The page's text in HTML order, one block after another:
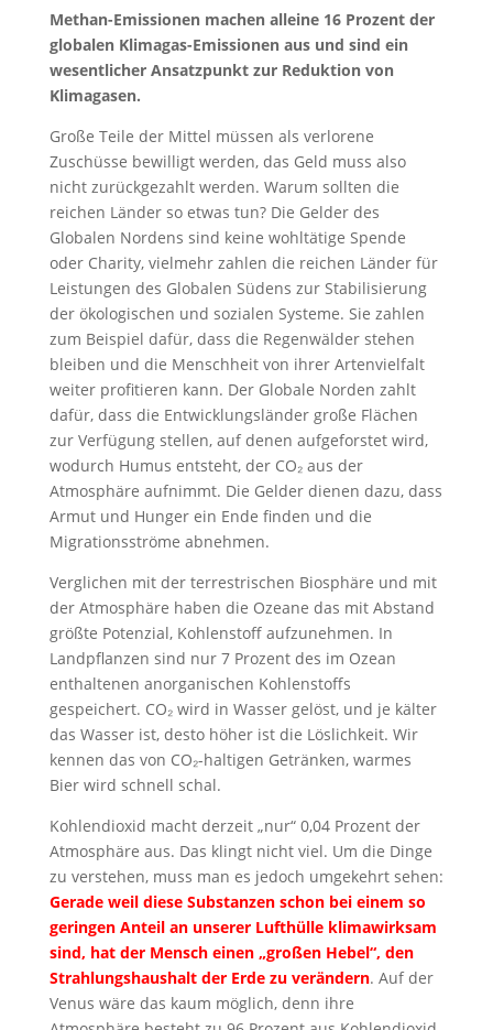
Methan-Emissionen machen alleine 16 Prozent der
globalen Klimagas-Emissionen aus und sind ein
wesentlicher Ansatzpunkt zur Reduktion von
Klimagasen.
Große Teile der Mittel müssen als verlorene
Zuschüsse bewilligt werden, das Geld muss also
nicht zurückgezahlt werden. Warum sollten die
reichen Länder so etwas tun? Die Gelder des
Globalen Nordens sind keine wohltätige Spende
oder Charity, vielmehr zahlen die reichen Länder für
Leistungen des Globalen Südens zur Stabilisierung
der ökologischen und sozialen Systeme. Sie zahlen
zum Beispiel dafür, dass die Regenwälder stehen
bleiben und die Menschheit von ihrer Artenvielfalt
weiter profitieren kann. Der Globale Norden zahlt
dafür, dass die Entwicklungsländer große Flächen
zur Verfügung stellen, auf denen aufgeforstet wird,
wodurch Humus entsteht, der CO₂ aus der
Atmosphäre aufnimmt. Die Gelder dienen dazu, dass
Armut und Hunger ein Ende finden und die
Migrationsströme abnehmen.
Verglichen mit der terrestrischen Biosphäre und mit
der Atmosphäre haben die Ozeane das mit Abstand
größte Potenzial, Kohlenstoff aufzunehmen. In
Landpflanzen sind nur 7 Prozent des im Ozean
enthaltenen anorganischen Kohlenstoffs
gespeichert. CO₂ wird in Wasser gelöst, und je kälter
das Wasser ist, desto höher ist die Löslichkeit. Wir
kennen das von CO₂-haltigen Getränken, warmes
Bier wird schnell schal.
Kohlendioxid macht derzeit „nur“ 0,04 Prozent der
Atmosphäre aus. Das klingt nicht viel. Um die Dinge
zu verstehen, muss man es jedoch umgekehrt sehen:
Gerade weil diese Substanzen schon bei einem so
geringen Anteil an unserer Lufthülle klimawirksam
sind, hat der Mensch einen „großen Hebel“, den
Strahlungshaushalt der Erde zu verändern. Auf der
Venus wäre das kaum möglich, denn ihre